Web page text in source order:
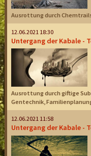
Ausrottung durch
12.06.2021 18:30
Untergang der Kabale -
Ausrottung durch giftige
Gentechnik,
12.06.2021 11:58
Untergang der Kabale -